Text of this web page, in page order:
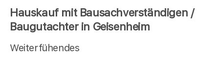
Hauskauf mit Bausachverständigen /
Baugutachter in Geisenheim
Weiterfühendes